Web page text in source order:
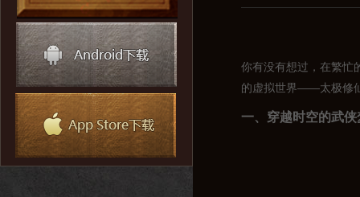
你有没有想过，在繁忙
的虚拟世界——太极修
一、穿越时空的武侠